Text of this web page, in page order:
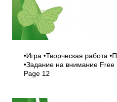
•Игра •Творческая работа
•Задание на внимание
Page 12